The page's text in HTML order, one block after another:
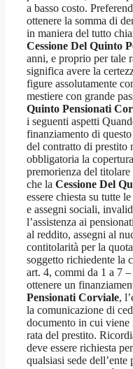
a basso costo.
ottenere la somma di
in maniera del tutto
Cessione Del Quinto
anni, e proprio per tale
significa avere la
figure assolutamente
mestiere con grande
Quinto Pensionati
i seguenti aspetti
finanziamento di
del contratto di prestito
obbligatoria la
premorienza del
che la Cessione Del
essere chiesta su tutte
e assegni sociali,
l’assistenza ai
al reddito, assegni al
contitolarità per la
soggetto richiedente la
art. 4, commi da 1 a 7
ottenere un
Pensionati Corviale,
la comunicazione di
documento in cui viene
rata del prestito.
deve essere richiesta
qualsiasi sede